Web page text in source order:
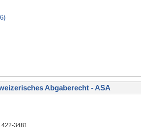
Abgaberecht - ASA
3481